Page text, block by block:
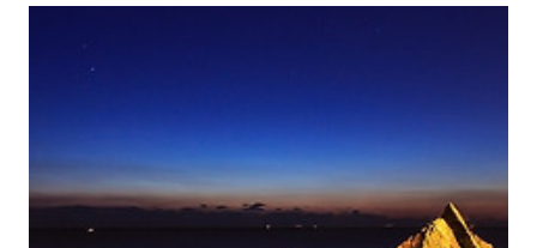
멋진 여명은 볼 수 없었고 대신 아침안개 낀 능선이 있는 풍경만 담을 수